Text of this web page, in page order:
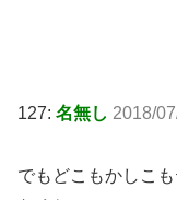
127: 名無し 2018/
でもどこもかしこ